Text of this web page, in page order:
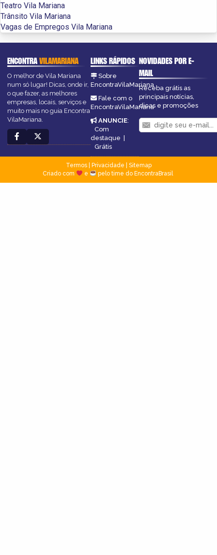
Teatro Vila Mariana
Trânsito Vila Mariana
Vagas de Empregos Vila Mariana
ENCONTRAVILAMARIANA
O melhor de Vila Mariana
num só lugar! Dicas, onde ir,
o que fazer, as melhores
empresas, locais, serviços e
muito mais no guia Encontra
VilaMariana.
LINKS RÁPIDOS
Sobre
EncontraVilaMariana
Fale com o
EncontraVilaMariana
ANUNCIE:
Com
destaque |
Grátis
NOVIDADES POR E-
MAIL
Receba grátis as
principais notícias,
dicas e promoções
Termos| Privacidade
Sitemap
Criado com
e pelo time do EncontraBrasil